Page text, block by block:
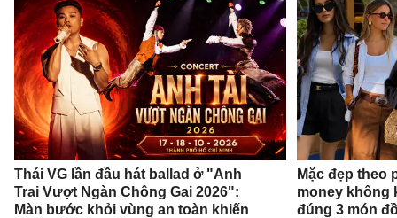
Thái VG lần đầu hát ballad ở "Anh
Trai Vượt Ngàn Chông Gai 2026":
Màn bước khỏi vùng an toàn khiến
Mặc đẹp theo
money không
đúng 3 món